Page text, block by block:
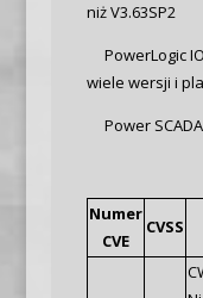
niż V3.63SP2
PowerLogic
wiele wersji i
Power
Numer
CVE
CVSS